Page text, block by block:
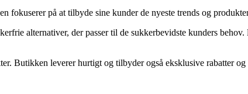
på at tilbyde sine kunder de nyeste trends og
alternativer, der passer til de sukkerbevidste kunders
Butikken leverer hurtigt og tilbyder også eksklusive rabatter